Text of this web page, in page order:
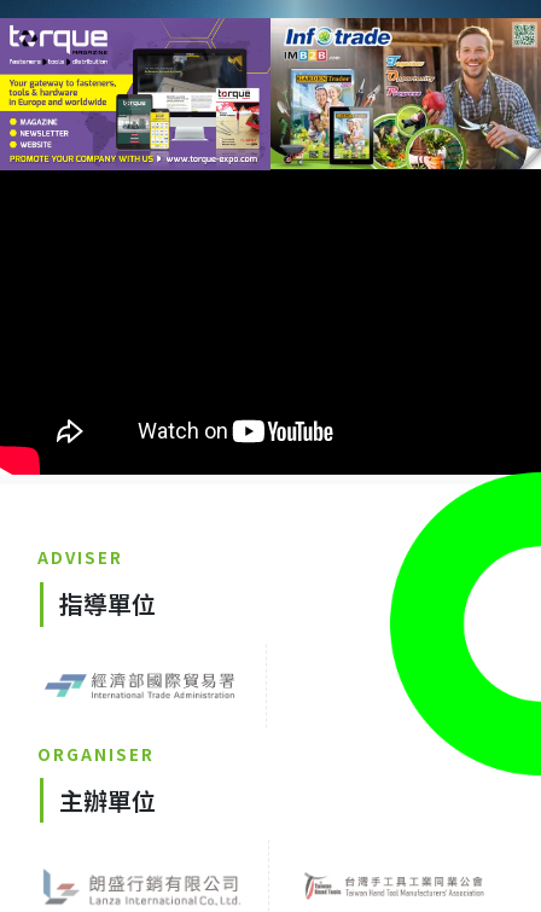
ADVISER
指導單位
ORGANISER
主辦單位